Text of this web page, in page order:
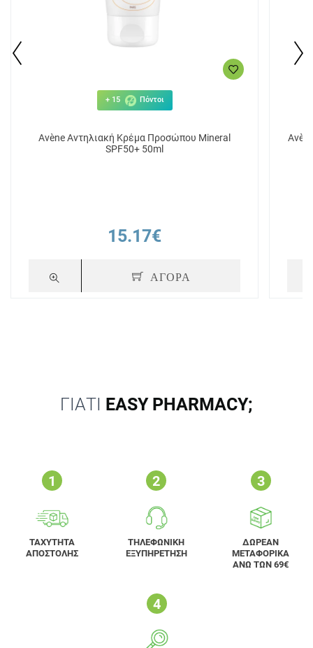
+ 15 Πόντοι
Avène Αντηλιακή Κρέμα Προσώπου Μineral
SPF50+ 50ml
15.17€
ΑΓΟΡΑ
ΓΙΑΤΙ EASY PHARMACY;
ΤΑΧΥΤΗΤΑ
ΑΠΟΣΤΟΛΗΣ
ΤΗΛΕΦΩΝΙΚΗ
ΕΞΥΠΗΡΕΤΗΣΗ
ΔΩΡΕΑΝ
ΜΕΤΑΦΟΡΙΚΑ
ΑΝΩ ΤΩΝ 69€